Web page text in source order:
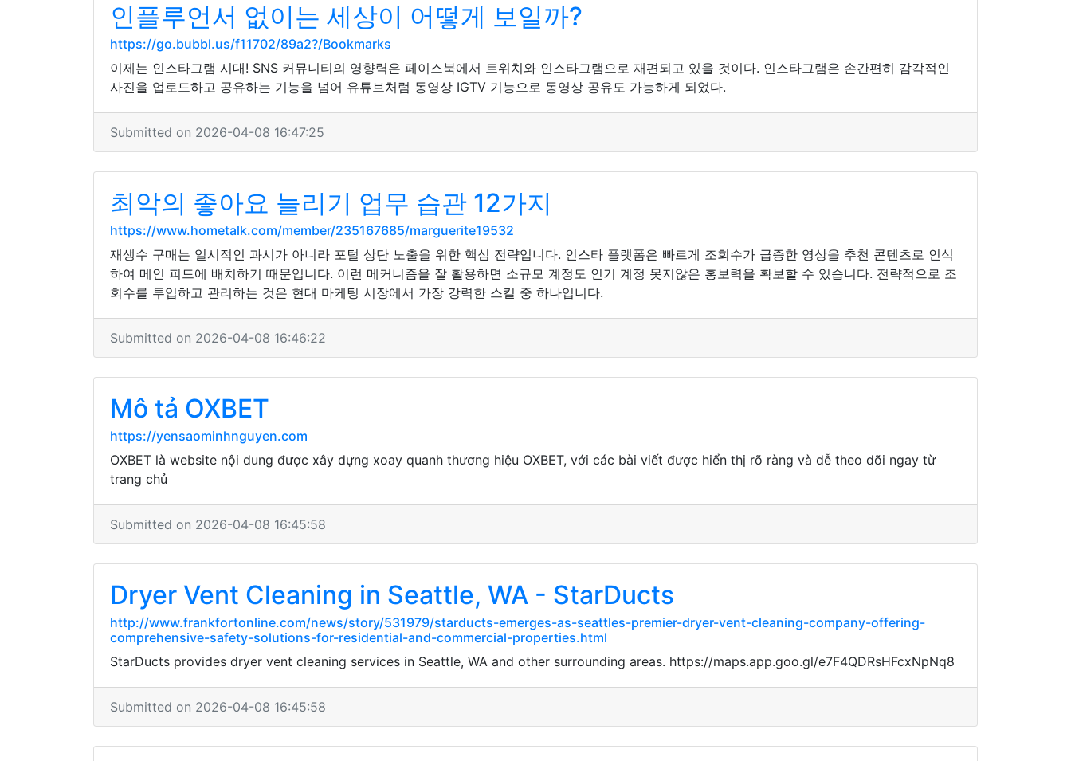
인플루언서 없이는 세상이 어떻게 보일까?
https://go.bubbl.us/f11702/89a2?/Bookmarks
이제는 인스타그램 시대! SNS 커뮤니티의 영향력은 페이스북에서 트위치와 인스타그램으로 재편되고 있을 것이다. 인스타그램은 손간편히 감각적인
사진을 업로드하고 공유하는 기능을 넘어 유튜브처럼 동영상 IGTV 기능으로 동영상 공유도 가능하게 되었다.
Submitted on 2026-04-08 16:47:25
최악의 좋아요 늘리기 업무 습관 12가지
https://www.hometalk.com/member/235167685/marguerite19532
재생수 구매는 일시적인 과시가 아니라 포털 상단 노출을 위한 핵심 전략입니다. 인스타 플랫폼은 빠르게 조회수가 급증한 영상을 추천 콘텐츠로 인식
하여 메인 피드에 배치하기 때문입니다. 이런 메커니즘을 잘 활용하면 소규모 계정도 인기 계정 못지않은 홍보력을 확보할 수 있습니다. 전략적으로 조
회수를 투입하고 관리하는 것은 현대 마케팅 시장에서 가장 강력한 스킬 중 하나입니다.
Submitted on 2026-04-08 16:46:22
Mô tả OXBET
https://yensaominhnguyen.com
OXBET là website nội dung được xây dựng xoay quanh thương hiệu OXBET, với các bài viết được hiển thị rõ ràng và dễ theo dõi ngay từ
trang chủ
Submitted on 2026-04-08 16:45:58
Dryer Vent Cleaning in Seattle, WA - StarDucts
http://www.frankfortonline.com/news/story/531979/starducts-emerges-as-seattles-premier-dryer-vent-cleaning-company-offering-
comprehensive-safety-solutions-for-residential-and-commercial-properties.html
StarDucts provides dryer vent cleaning services in Seattle, WA and other surrounding areas. https://maps.app.goo.gl/e7F4QDRsHFcxNpNq8
Submitted on 2026-04-08 16:45:58